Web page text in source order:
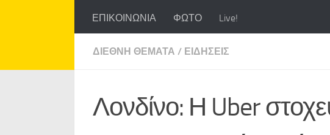
ΕΠΙΚΟΙΝΩΝΙΑ ΦΩΤΟ Live!
ΔΙΕΘΝΗ ΘΕΜΑΤΑ / ΕΙΔΗΣΕΙΣ
Λονδίνο: Η Uber